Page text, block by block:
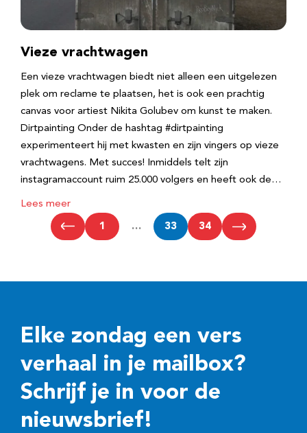
Vieze vrachtwagen
Een vieze vrachtwagen biedt niet alleen een uitgelezen
plek om reclame te plaatsen, het is ook een prachtig
canvas voor artiest Nikita Golubev om kunst te maken.
Dirtpainting Onder de hashtag #dirtpainting
experimenteert hij met kwasten en zijn vingers op vieze
vrachtwagens. Met succes! Inmiddels telt zijn
instagramaccount ruim 25.000 volgers en heeft ook de…
Lees meer
1 … 33 34
Elke zondag een vers
verhaal in je mailbox?
Schrijf je in voor de
nieuwsbrief!